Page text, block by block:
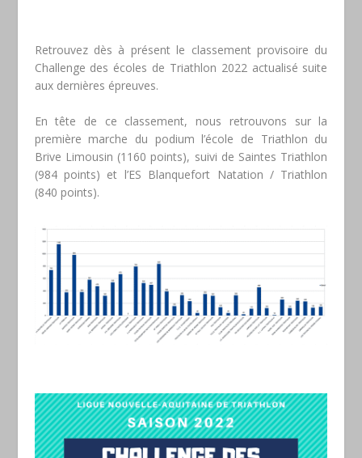
Retrouvez dès à présent le classement provisoire du
Challenge des écoles de Triathlon 2022 actualisé suite
aux dernières épreuves.
En tête de ce classement, nous retrouvons sur la
première marche du podium l’école de Triathlon du
Brive Limousin (1160 points), suivi de Saintes Triathlon
(984 points) et l’ES Blanquefort Natation / Triathlon
(840 points).